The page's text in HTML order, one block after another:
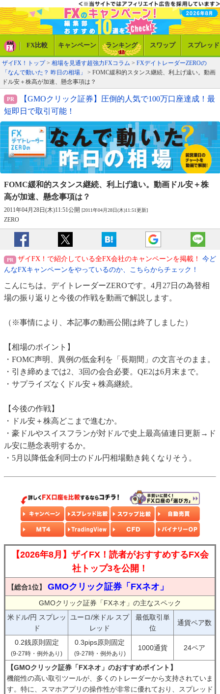
FX比較 キャンペーン ランキング スワップ スプレッド
ザイFX！トップ> 相場を見通す超強力FXコラム > FXデイトレーダーZEROの
「なんで動いた？ 昨日の相場」
> FOMC緩和的スタンス継続、利上げ遠い。動画
ドル安＋株高が加速、懸念事項は？
【GMOクリック証券】圧倒的人気で100万口座達成！最
短即日で取引可能！
FOMC緩和的スタンス継続、利上げ遠い。 動画ドル安＋株
高が加速、懸念事項は？
2011年04月28日(木)11:51公開 [2011年04月28日(木)11:51更新]
ZERO
ザイFX！で紹介している全FX会社のキャンペーンを掲載！
今ど
んなFXキャンペーンをやっているのか、こちらからチェック！
こんにちは。デイトレーダーZEROです。4月27日の為替相
場の振り返りと今後の作戦を動画で解説します。
（※事情により、本記事の動画公開は終了しました）
【相場のポイント】
・FOMC声明、異例の低金利を「長期間」の文言そのまま。
・引き締めまでは2、3回の会合必要。QE2は6月末まで。
・サプライズなくドル安＋株高継続。
【今後の作戦】
・ドル安＋株高どこまで進むか。
・豪ドルやスイスフランが対ドルで史上最高値連日更新→ド
ル安に懸念表明するか。
・5月以降低金利同士のドル円相場動き鈍くなりそう。
【2026年8月】ザイFX！読者がおすすめするFX会
社トップ3を公開！
【総合1位】 GMOクリック証券「FXネオ」
GMOクリック証券「FXネオ」の主なスペック
米ドル/円 スプレッ
ド
ユーロ/米ドル スプ
レッド
最低取引単
位
通貨ペア数
0.2銭原則固定
(9-27時・例外あり)
0.3pips原則固定
(9-27時・例外あり)
1000通貨 24ペア
【GMOクリック証券「FXネオ」のおすすめポイント】
機能性の高い取引ツールが、多くのトレーダーから支持されていま
す。特に、スマホアプリの操作性が非常に優れており、スプレッド